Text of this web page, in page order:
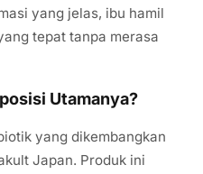
yang jelas, ibu hamil
tepat tanpa merasa
Utamanya?
yang dikembangkan
Japan. Produk ini